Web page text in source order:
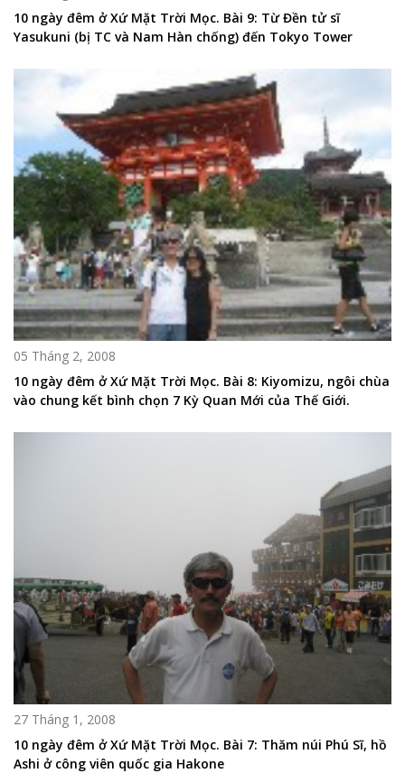
10 ngày đêm ở Xứ Mặt Trời Mọc. Bài 9: Từ Đền tử sĩ
Yasukuni (bị TC và Nam Hàn chống) đến Tokyo Tower
05 Tháng 2, 2008
10 ngày đêm ở Xứ Mặt Trời Mọc. Bài 8: Kiyomizu, ngôi chùa
vào chung kết bình chọn 7 Kỳ Quan Mới của Thế Giới.
27 Tháng 1, 2008
10 ngày đêm ở Xứ Mặt Trời Mọc. Bài 7: Thăm núi Phú Sĩ, hồ
Ashi ở công viên quốc gia Hakone